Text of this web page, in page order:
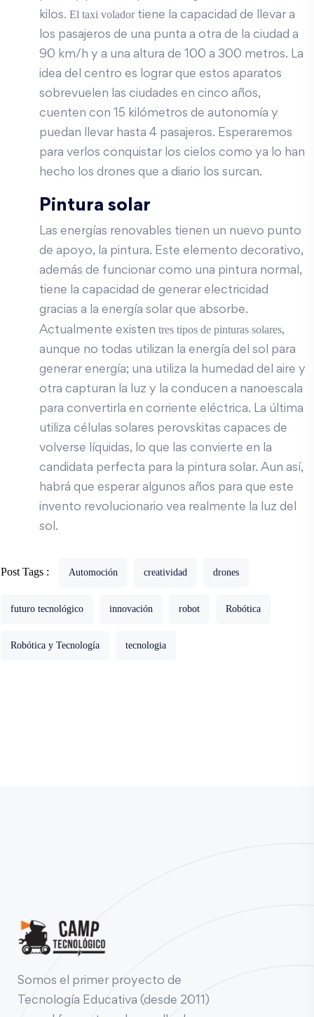
kilos. El taxi volador tiene la capacidad de llevar a
los pasajeros de una punta a otra de la ciudad a
90 km/h y a una altura de 100 a 300 metros. La
idea del centro es lograr que estos aparatos
sobrevuelen las ciudades en cinco años,
cuenten con 15 kilómetros de autonomía y
puedan llevar hasta 4 pasajeros. Esperaremos
para verlos conquistar los cielos como ya lo han
hecho los drones que a diario los surcan.
Pintura solar
Las energías renovables tienen un nuevo punto
de apoyo, la pintura. Este elemento decorativo,
además de funcionar como una pintura normal,
tiene la capacidad de generar electricidad
gracias a la energía solar que absorbe.
Actualmente existen tres tipos de pinturas solares,
aunque no todas utilizan la energía del sol para
generar energía; una utiliza la humedad del aire y
otra capturan la luz y la conducen a nanoescala
para convertirla en corriente eléctrica. La última
utiliza células solares perovskitas capaces de
volverse líquidas, lo que las convierte en la
candidata perfecta para la pintura solar. Aun así,
habrá que esperar algunos años para que este
invento revolucionario vea realmente la luz del
sol.
Post Tags : Automoción creatividad drones
futuro tecnológico innovación robot Robótica
Robótica y Tecnología tecnologia
Somos el primer proyecto de
Tecnología Educativa (desde 2011)